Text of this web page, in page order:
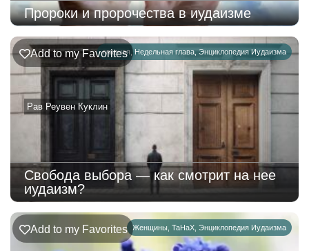
Пророки и пророчества в иудаизме
главная , Недельная глава,Энциклопедия Иудаизма
Рав Реувен Куклин
Add to my Favorites
Свобода выбора — как смотрит на нее
иудаизм?
Женщины ТаНаХ Энциклопедия Иудаизма
Add to my Favorites